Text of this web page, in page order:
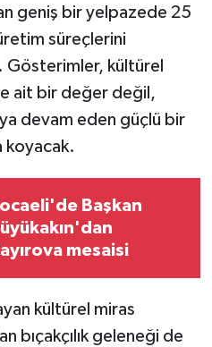
geniş bir yelpazede 25
süreçlerini
Gösterimler, kültürel
ait bir değer değil,
devam eden güçlü bir
koyacak.
Başkan
mesaisi
kültürel miras
bıçakçılık geleneği de